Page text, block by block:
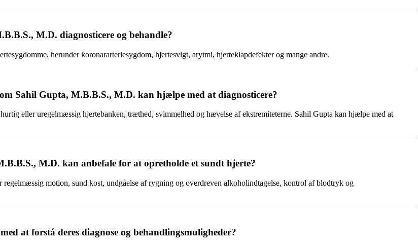
M.D. diagnosticere og behandle?
herunder koronararteriesygdom, hjertesvigt, arytmi, hjerteklapdefekter og mange andre.
Sahil Gupta, M.B.B.S., M.D. kan hjælpe med at diagnosticere?
eller uregelmæssig hjertebanken, træthed, svimmelhed og hævelse af ekstremiteterne. Sahil Gupta kan hjælpe med at
M.D. kan anbefale for at opretholde et sundt hjerte?
motion, sund kost, undgåelse af rygning og overdreven alkoholindtagelse, kontrol af blodtryk og
at forstå deres diagnose og behandlingsmuligheder?